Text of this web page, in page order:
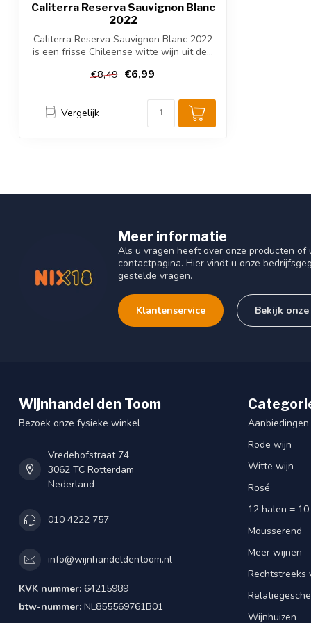
Caliterra Reserva Sauvignon Blanc
2022
Caliterra Reserva Sauvignon Blanc 2022
is een frisse Chileense witte wijn uit de...
€8,49 €6,99
Vergelijk
Meer informatie
Als u vragen heeft over onze producten of
contactpagina. Hier vindt u onze
gestelde vragen.
Klantenservice Bekijk
Wijnhandel den Toom
Bezoek onze fysieke winkel
Vredehofstraat 74
3062 TC Rotterdam
Nederland
010 4222 757
info@wijnhandeldentoom.nl
KVK nummer: 64215989
btw-nummer: NL855569761B01
Aanbiedingen
Rode wijn
Witte wijn
Rosé
12 halen =
Mousserend
Meer wijnen
Rechtstreeks
Wijnhuizen